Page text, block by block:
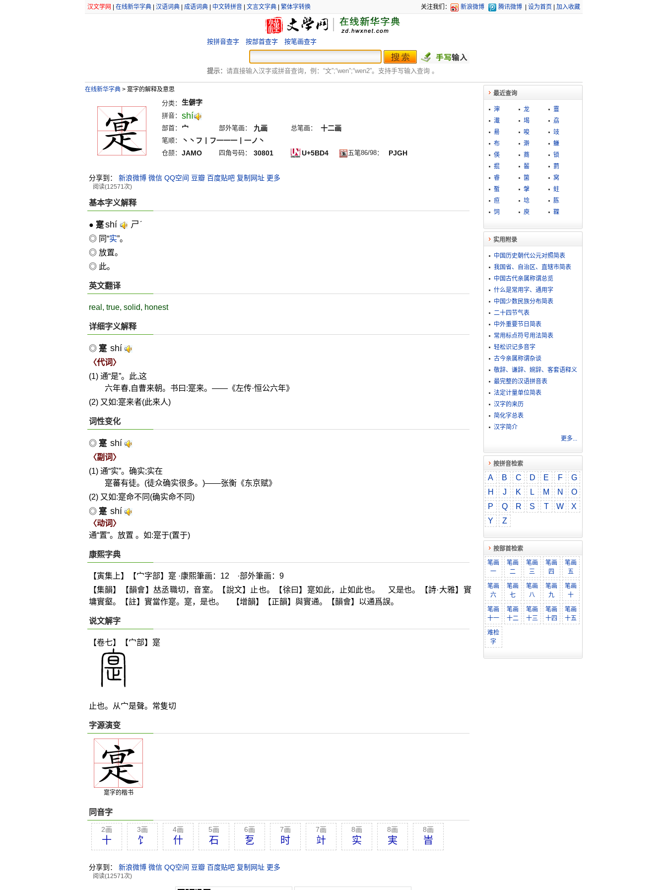
汉文学网 在线新华字典| 汉语词典| 成语词典| 中文转拼音| 文言文字典| 繁体字转换 关注我们： 新浪微博 腾讯微博 设为首页 加入收藏
按拼音查字 按部首查字 按笔画查字
提示： 请直接输入汉字或拼音查询，例：“文”;“wen”;“wen2”。支持手写输入查询 。
在线新华字典 >寔字的解释及意思
分类： 生僻字
拼音： shí
部首： 宀 部外笔画： 九画 总笔画： 十二画
笔顺： 丶丶フ丨フ一一一丨一ノ丶
仓颉： JAMO 四角号码： 30801 U+5BD4 五笔86/98： PJGH
分享到： 新浪微博 微信 QQ空间 豆瓣 百度贴吧 复制网址 更多
阅读(12571次)
基本字义解释
● 寔 shí ㄕˊ
◎ 同“实”。
◎ 放置。
◎ 此。
英文翻译
real, true, solid, honest
详细字义解释
◎ 寔 shí
〈代词〉
(1) 通“是”。此,这
六年春,自曹来朝。书曰:寔来。——《左传·恒公六年》
(2) 又如:寔来者(此来人)
词性变化
◎ 寔 shí
〈副词〉
(1) 通“实”。确实;实在
寔蕃有徒。(徒众确实很多。)——张衡《东京赋》
(2) 又如:寔命不同(确实命不同)
◎ 寔 shí
〈动词〉
通“置”。放置 。如:寔于(置于)
康熙字典
【寅集上】【宀字部】寔 ·康熙筆画：12 ·部外筆画：9
【集韻】【韻會】 𠀤丞職切，音室。【說文】止也。【徐曰】寔如此，止如此也。 又是也。【詩·大雅】實
墉實壑。【註】實當作寔。寔，是也。 【增韻】【正韻】與實通。【韻會】以通爲誤。
说文解字
【卷七】【宀部】 寔
止也。从宀是聲。常隻切
字源演变
寔字的楷书
同音字
2画
十
3画
饣
4画
什
5画
石
6画
乭
7画
时
7画
竍
8画
实
8画
実
8画
旹
分享到： 新浪微博 微信 QQ空间 豆瓣 百度贴吧 复制网址 更多
阅读(12571次)
最近查询
渖 龙
靊
瀐
堨
劦
昜
唆
攱
布
澣
鳒
偀
蔏
锁
掍
齧
藅
睿
箘
窝
蟴
搫
蛀
疸
埝
胨
饲
庾 鞢
实用附录
中国历史朝代公元对照简表
我国省、自治区、直辖市简表
中国古代亲属称谓总览
什么是常用字、通用字
中国少数民族分布简表
二十四节气表
中外重要节日简表
常用标点符号用法简表
轻松识记多音字
古今亲属称谓杂谈
敬​辞​、​谦​辞​、​婉​辞​、​客​套​语​释​义
最完整的汉语拼音表
法定计量单位简表
汉字的来历
简化字总表
汉字简介
更多...
按拼音检索
A B C D E F
G
H
J K L M N
O
P
Q R S T W
X
Y
Z
按部首检索
笔画
一
笔画
二
笔画
三
笔画
四
笔画
五
笔画
六
笔画
七
笔画
八
笔画
九
笔画
十
笔画
十一
笔画
十二
笔画
十三
笔画
十四
笔画
十五
难检
字